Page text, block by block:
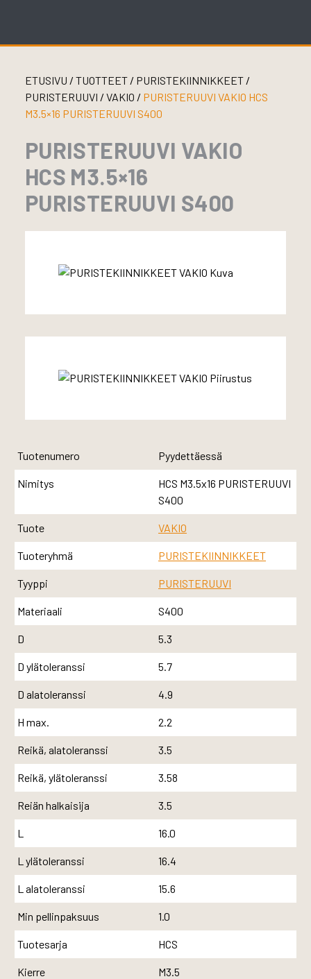
ETUSIVU / TUOTTEET/ PURISTEKIINNIKKEET /
PURISTERUUVI / VAKIO / PURISTERUUVI VAKIO HCS
M3.5×16 PURISTERUUVI S400
PURISTERUUVI VAKIO
HCS M3.5×16
PURISTERUUVI S400
Tuotenumero Pyydettäessä
Nimitys
HCS M3.5x16 PURISTERUUVI
S400
Tuote VAKIO
Tuoteryhmä PURISTEKIINNIKKEET
Tyyppi PURISTERUUVI
Materiaali S400
D 5.3
D ylätoleranssi 5.7
D alatoleranssi 4.9
H max. 2.2
Reikä, alatoleranssi 3.5
Reikä, ylätoleranssi 3.58
Reiän halkaisija 3.5
L 16.0
L ylätoleranssi 16.4
L alatoleranssi 15.6
Min pellinpaksuus 1.0
Tuotesarja HCS
Kierre M3.5